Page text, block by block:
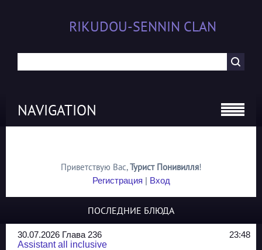
RIKUDOU-SENNIN CLAN
NAVIGATION
Приветствую Вас,Турист Понивилля!
Регистрация | Вход
ПОСЛЕДНИЕ БЛЮДА
30.07.2026 Глава 236
23:48
Assistant all inclusive